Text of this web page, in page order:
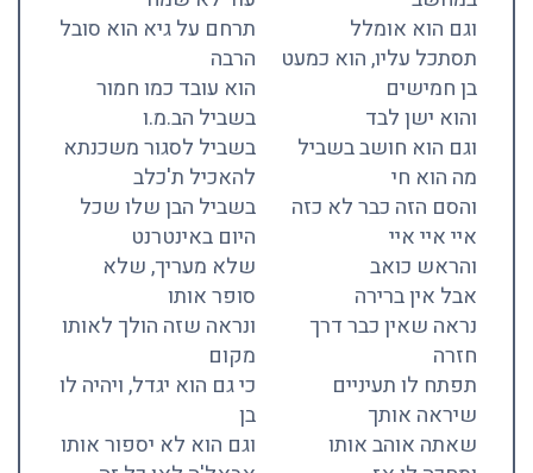
וגם הוא אומלל
תסתכל עליו, הוא כמעט
בן חמישים
והוא ישן לבד
וגם הוא חושב בשביל
מה הוא חי
והסם הזה כבר לא כזה
איי איי איי
והראש כואב
אבל אין ברירה
נראה שאין כבר דרך
חזרה
תפתח לו תעיניים
שיראה אותך
שאתה אוהב אותו
תרחם על גיא הוא סובל
הרבה
הוא עובד כמו חמור
בשביל הב.מ.ו
בשביל לסגור משכנתא
להאכיל ת'כלב
בשביל הבן שלו שכל
היום באינטרנט
שלא מעריך, שלא
סופר אותו
ונראה שזה הולך לאותו
מקום
כי גם הוא יגדל, ויהיה לו
בן
וגם הוא לא יספור אותו